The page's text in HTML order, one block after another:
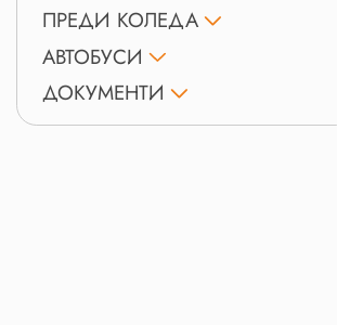
ПРЕДИ КОЛЕДА
АВТОБУСИ
ДОКУМЕНТИ